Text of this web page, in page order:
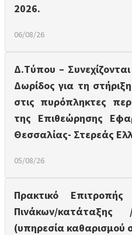
2026.
06/08/26
Δ.Τύπου –
Δωρίδος για τη
στις πυρόπληκτες
της Επιθεώρησης
Θεσσαλίας- Στερεάς
05/08/26
Πρακτικό
Πινάκων/κατάταξης
(υπηρεσία καθαρισμού